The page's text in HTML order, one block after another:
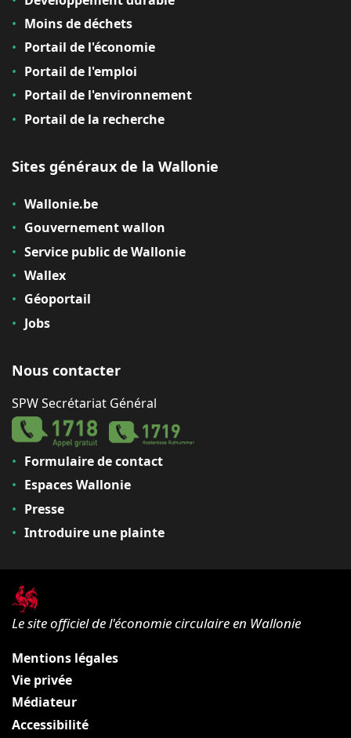
Moins de déchets
Portail de l'économie
Portail de l'emploi
Portail de l'environnement
Portail de la recherche
Sites généraux de la Wallonie
Wallonie.be
Gouvernement wallon
Service public de Wallonie
Wallex
Géoportail
Jobs
Nous contacter
SPW Secrétariat Général
Formulaire de contact
Espaces Wallonie
Presse
Introduire une plainte
Le site officiel de l'économie circulaire en Wallonie
Mentions légales
Vie privée
Médiateur
Accessibilité